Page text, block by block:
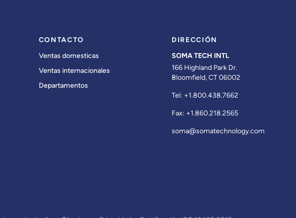
CONTACTO
Ventas domesticas
Ventas internacionales
Departamentos
DIRECCIÓN
SOMA TECH INTL
166 Highland Park Dr.
Bloomfield, CT 06002
Tel: +1.800.438.7662
Fax: +1.860.218.2565
soma@somatechnology.com